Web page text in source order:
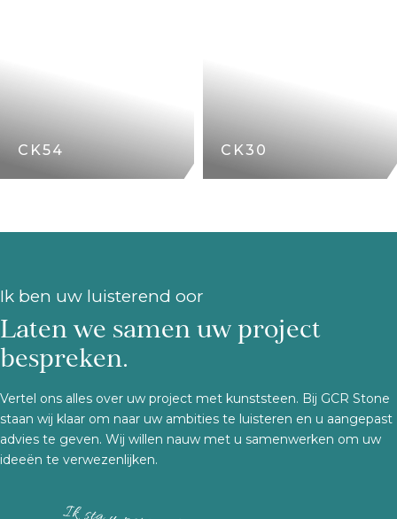
CK54 CK30
Ik ben uw luisterend oor
Laten we samen uw project
bespreken.
Vertel ons alles over uw project met kunststeen. Bij GCR Stone
staan wij klaar om naar uw ambities te luisteren en u aangepast
advies te geven. Wij willen nauw met u samenwerken om uw
ideeën te verwezenlijken.